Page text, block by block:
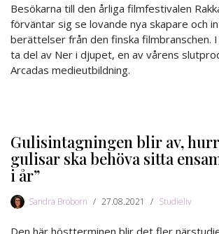
Besökarna till den årliga filmfestivalen
förväntar sig se lovande nya skapare och
berättelser från den finska filmbranschen.
ta del av Ner i djupet, en av vårens
Arcadas medieutbildning.
Gulisintagningen blir av,
gulisar ska behöva sitta
i år”
Sandra Broborn 27.08.2021 Studieliv
Den här höstterminen blir det fler